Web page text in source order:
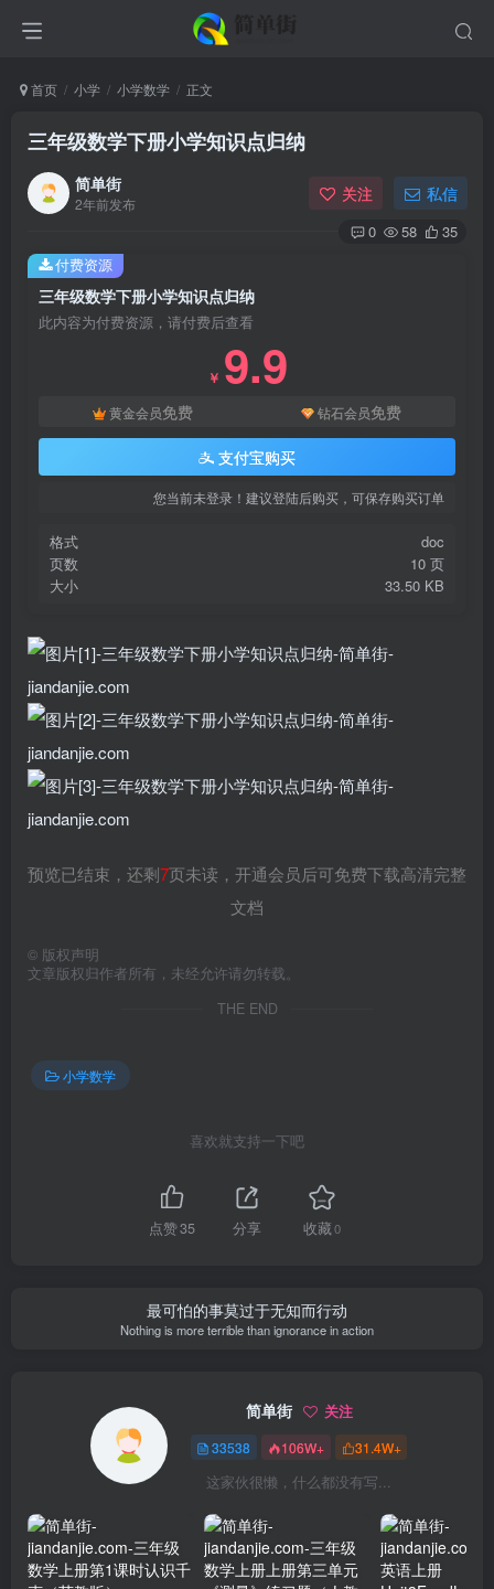
首页 小学 小学数学 正文
三年级数学下册小学知识点归纳
简单街
2年前发布 关注 私信
0 58 35
三年级数学下册小学知识点归纳
此内容为付费资源，请付费后查看
￥ 9.9
黄金会员免费 钻石会员免费
支付宝购买
您当前未登录！建议登陆后购买，可保存购买订单
格式
doc
页数
10 页
大小
33.50 KB
付费资源
预览已结束，还剩7页未读，开通会员后可免费下载高清完整
文档
© 版权声明
文章版权归作者所有，未经允许请勿转载。
THE END
小学数学
喜欢就支持一下吧
点赞35 分享 收藏0
最可怕的事莫过于无知而行动
Nothing is more terrible than ignorance in action
简单街 关注
33538 106W+ 31.4W+
这家伙很懒，什么都没有写...